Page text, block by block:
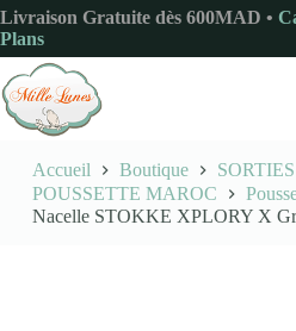
Passer
au
contenu
Livraison Gratuite dès 600MAD •
Plans
Accueil Boutique
POUSSETTE MAROC
Nacelle STOKKE XPLORY X